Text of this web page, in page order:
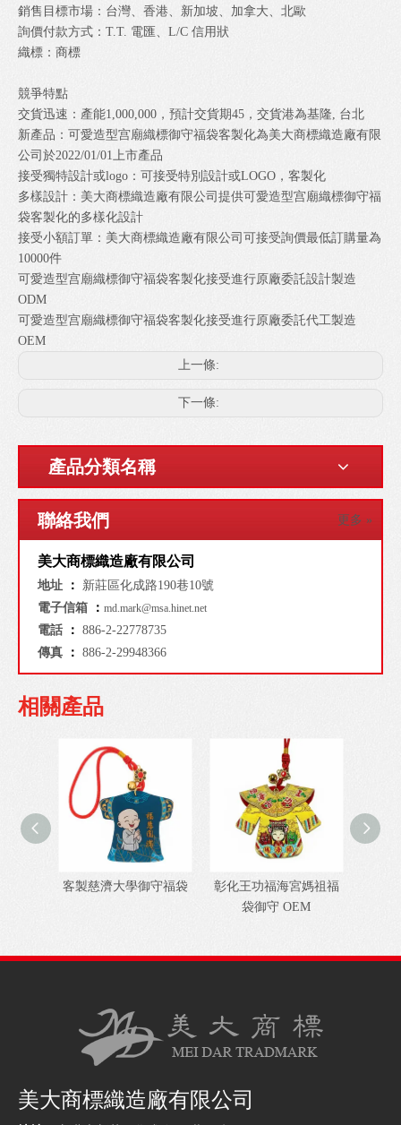
銷售目標市場：台灣、香港、新加坡、加拿大、北歐
詢價付款方式：T.T. 電匯、L/C 信用狀
織標：商標
競爭特點
交貨迅速：產能1,000,000，預計交貨期45，交貨港為基隆, 台北
新產品：可愛造型宫廟織標御守福袋客製化為美大商標織造廠有限
公司於2022/01/01上市產品
接受獨特設計或logo：可接受特別設計或LOGO，客製化
多樣設計：美大商標織造廠有限公司提供可愛造型宫廟織標御守福
袋客製化的多樣化設計
接受小額訂單：美大商標織造廠有限公司可接受詢價最低訂購量為
10000件
可愛造型宫廟織標御守福袋客製化接受進行原廠委託設計製造
ODM
可愛造型宫廟織標御守福袋客製化接受進行原廠委託代工製造
OEM
上一條:
下一條:
產品分類名稱
聯絡我們 更多 »
美大商標織造廠有限公司
地址 ：
新莊區化成路190巷10號
電子信箱
： md.mark@msa.hinet.net
電話 ： 886-2-22778735
傳真
： 886-2-29948366
相關產品
客製慈濟大學御守福袋
彰化王功福海宮媽祖福
袋御守 OEM
美大商標織造廠有限公司